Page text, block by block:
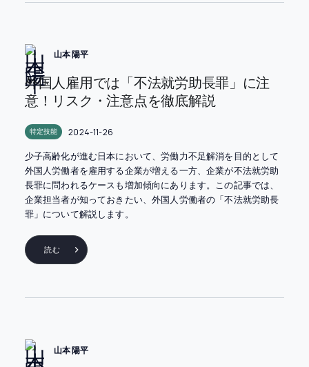
山本 陽平
外国人雇用では「不法就労助長罪」に注
意！リスク・注意点を徹底解説
特定技能 2024-11-26
少子高齢化が進む日本において、労働力不足解消を目的として
外国人労働者を雇用する企業が増える一方、企業が不法就労助
長罪に問われるケースも増加傾向にあります。この記事では、
企業担当者が知っておきたい、外国人労働者の「不法就労助長
罪」について解説します。
読む
山本 陽平